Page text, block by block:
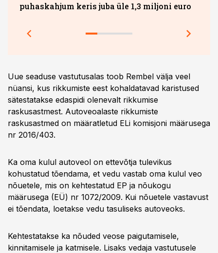
puhaskahjum keris juba üle 1,3 miljoni euro
Uue seaduse vastutusalas toob Rembel välja veel
nüansi, kus rikkumiste eest kohaldatavad karistused
sätestatakse edaspidi olenevalt rikkumise
raskusastmest. Autoveoalaste rikkumiste
raskusastmed on määratletud ELi komisjoni määrusega
nr 2016/403.
Ka oma kulul autoveol on ettevõtja tulevikus
kohustatud tõendama, et vedu vastab oma kulul veo
nõuetele, mis on kehtestatud EP ja nõukogu
määrusega (EÜ) nr 1072/2009. Kui nõuetele vastavust
ei tõendata, loetakse vedu tasuliseks autoveoks.
Kehtestatakse ka nõuded veose paigutamisele,
kinnitamisele ja katmisele. Lisaks vedaja vastutusele